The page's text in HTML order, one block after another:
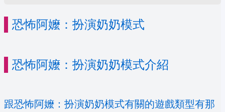
恐怖阿嬤：扮演奶奶模式
恐怖阿嬤：扮演奶奶模式介紹
跟恐怖阿嬤：扮演奶奶模式有關的遊戲類型有那